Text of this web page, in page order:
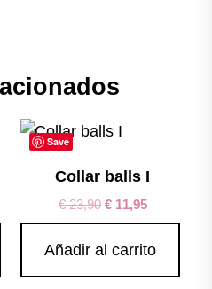
Save
Collar balls I
€23,90 €11,95
Añadir al carrito